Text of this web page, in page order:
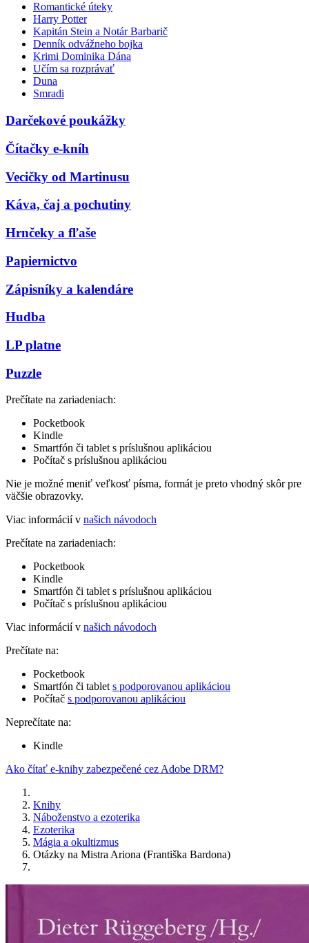
Romantické úteky
Harry Potter
Kapitán Stein a Notár Barbarič
Denník odvážneho bojka
Krimi Dominika Dána
Učím sa rozprávať
Duna
Smradi
Darčekové poukážky
Čítačky e-kníh
Vecičky od Martinusu
Káva, čaj a pochutiny
Hrnčeky a fľaše
Papiernictvo
Zápisníky a kalendáre
Hudba
LP platne
Puzzle
Prečítate na zariadeniach:
Pocketbook
Kindle
Smartfón či tablet s príslušnou aplikáciou
Počítač s príslušnou aplikáciou
Nie je možné meniť veľkosť písma, formát je preto vhodný skôr pre
väčšie obrazovky.
Viac informácií v našich návodoch
Prečítate na zariadeniach:
Pocketbook
Kindle
Smartfón či tablet s príslušnou aplikáciou
Počítač s príslušnou aplikáciou
Viac informácií v našich návodoch
Prečítate na:
Pocketbook
Smartfón či tablet s podporovanou aplikáciou
Počítač s podporovanou aplikáciou
Neprečítate na:
Kindle
Ako čítať e-knihy zabezpečené cez Adobe DRM?
Knihy
Náboženstvo a ezoterika
Ezoterika
Mágia a okultizmus
Otázky na Mistra Ariona (Františka Bardona)